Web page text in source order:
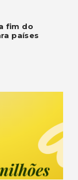
fim do
países